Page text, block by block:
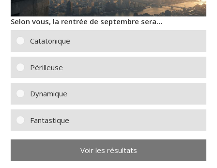
Selon vous, la rentrée de septembre sera…
Catatonique
Périlleuse
Dynamique
Fantastique
Voir les résultats